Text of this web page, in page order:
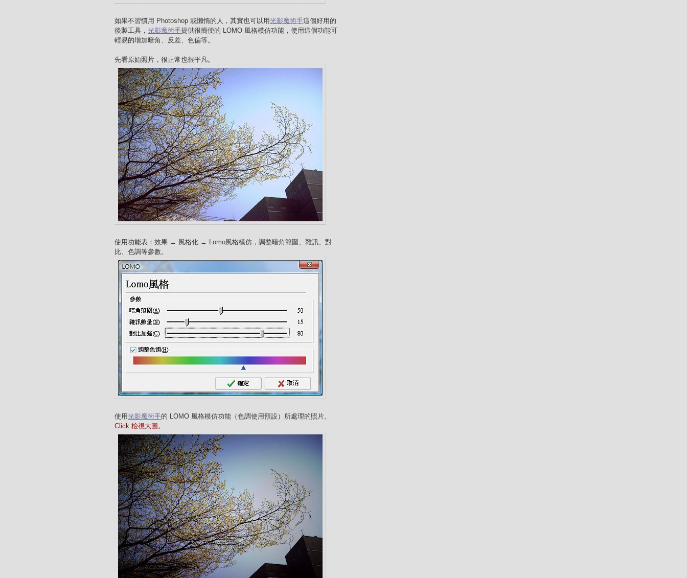
如果不習慣用 Photoshop 或懶惰的人，其實也可以用光影魔術手這個好用的
後製工具， 光影魔術手提供很簡便的 LOMO 風格模仿功能，使用這個功能可
輕易的增加暗角、反差、色偏等。
先看原始照片，很正常也很平凡。
使用功能表：效果 → 風格化 → Lomo風格模仿，調整暗角範圍、雜訊、對
比、色調等參數。
使用光影魔術手的 LOMO 風格模仿功能（色調使用預設）所處理的照片。
Click 檢視大圖。